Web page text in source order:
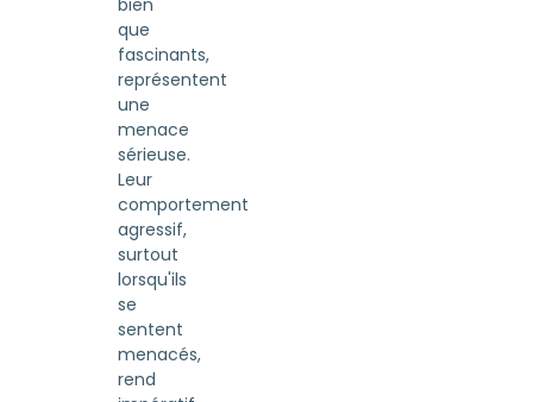
bien
que
fascinants,
représentent
une
menace
sérieuse.
Leur
comportement
agressif,
surtout
lorsqu'ils
se
sentent
menacés,
rend